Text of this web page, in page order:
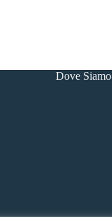
Dove Siamo